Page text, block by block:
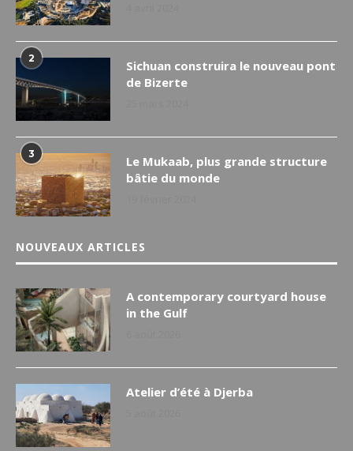
2
Sichuan construira le nouveau pont
de Bizerte
3
Le Mukaab, plus grande structure
bâtie du monde
NOUVEAUX ARTICLES
A contemporary courtyard house
in the Gulf
Atelier d’été à Djerba